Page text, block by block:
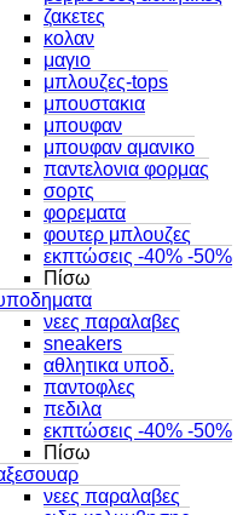
ζακετες
κολαν
μαγιο
μπλουζες-tops
μπουστακια
μπουφαν
μπουφαν αμανικο
παντελονια φορμας
σορτς
φορεματα
φουτερ μπλουζες
εκπτώσεις -40% -50%
Πίσω
νεες παραλαβες
sneakers
αθλητικα υποδ.
παντοφλες
πεδιλα
εκπτώσεις -40% -50%
Πίσω
νεες παραλαβες